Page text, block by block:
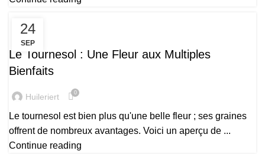
24
SEP
PRODUITS
Le Tournesol : Une Fleur aux Multiples
Bienfaits
Huileriert 0
Le tournesol est bien plus qu'une belle fleur ; ses graines
offrent de nombreux avantages. Voici un aperçu de ...
Continue reading